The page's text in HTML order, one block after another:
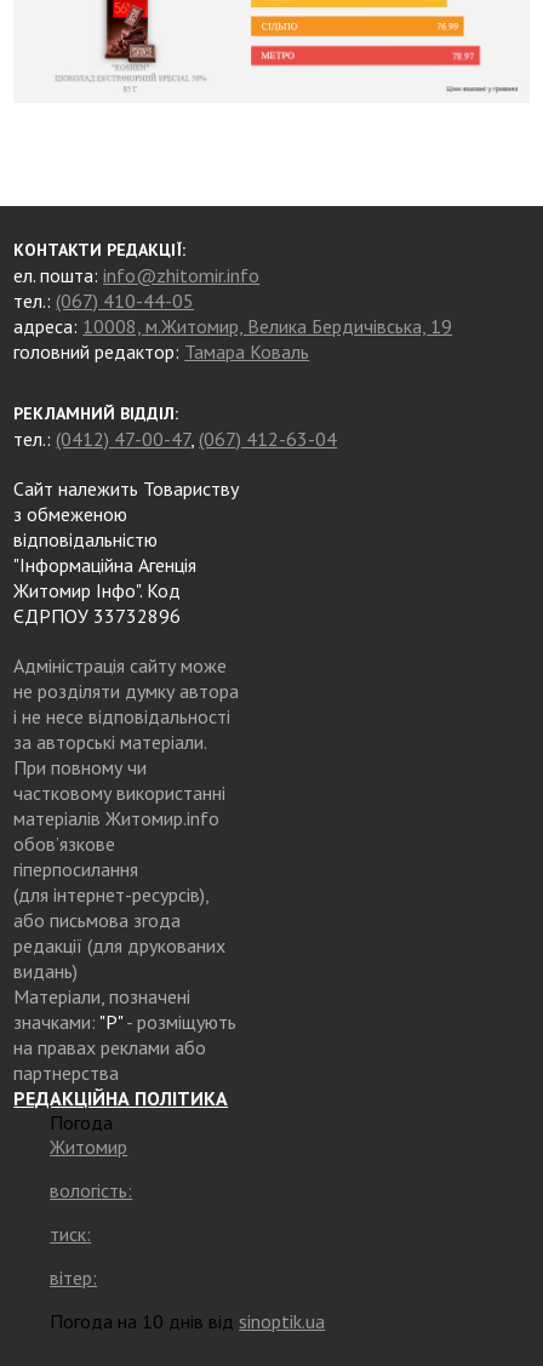
КОНТАКТИ РЕДАКЦІЇ:
ел. пошта:info@zhitomir.info
тел.: (067) 410-44-05
адреса: 10008, м.Житомир, Велика Бердичівська, 19
головний редактор: Тамара Коваль
РЕКЛАМНИЙ ВІДДІЛ:
тел.: (0412) 47-00-47, (067) 412-63-04
Сайт належить Товариству
з обмеженою
відповідальністю
"Інформаційна Агенція
Житомир Інфо". Код
ЄДРПОУ 33732896
Адміністрація сайту може
не розділяти думку автора
і не несе відповідальності
за авторські матеріали.
При повному чи
частковому використанні
матеріалів Житомир.info
обов’язкове
гіперпосилання
(для інтернет-ресурсів),
або письмова згода
редакції (для друкованих
видань)
Матеріали, позначені
значками: "Р"- розміщують
на правах реклами або
партнерства
РЕДАКЦІЙНА ПОЛІТИКА
Погода
Житомир
вологість:
тиск:
вітер:
Погода на 10 днів відsinoptik.ua